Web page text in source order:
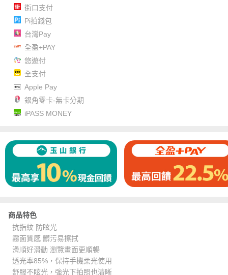
街口支付
Pi拍錢包
台灣Pay
全盈+PAY
悠遊付
全支付
Apple Pay
銀角零卡-無卡分期
iPASS MONEY
商品特色
抗指紋 防眩光
霧面質感 髒污易擦拭
滑順好滑動 瀏覽畫面更順暢
透光率85%，保持手機柔光使用
舒服不眩光，強光下拍照也清晰